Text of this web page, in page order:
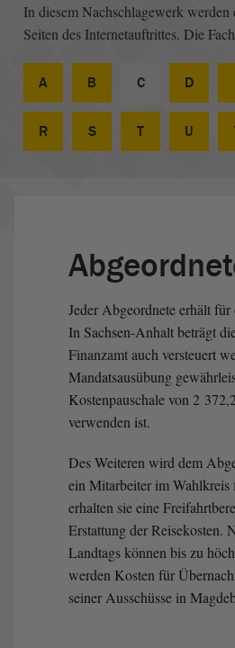
In diesem Nachschlagewerk
Seiten des Internetauftrittes. Die
A B C D
R S T U
Jeder Abgeordnete erhält
In Sachsen-Anhalt beträgt
Finanzamt auch versteuert
Mandatsausübung
Kostenpauschale von 2
verwenden ist.
Des Weiteren wird dem
ein Mitarbeiter im Wahlkreis
erhalten sie eine
Erstattung der Reisekosten.
Landtags können bis zu
werden Kosten für
seiner Ausschüsse in